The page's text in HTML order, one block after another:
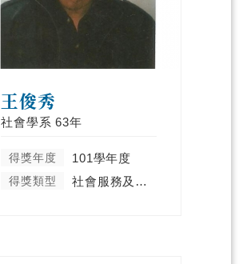
王俊秀
社會學系 63年
得獎年度 101學年度
得獎類型 社會服務及彰顯天主教精神類